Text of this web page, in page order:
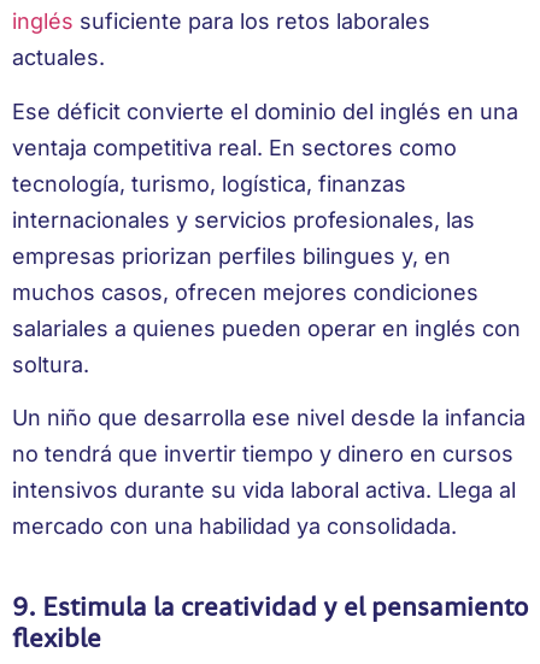
inglés suficiente para los retos laborales
actuales.
Ese déficit convierte el dominio del inglés en una
ventaja competitiva real. En sectores como
tecnología, turismo, logística, finanzas
internacionales y servicios profesionales, las
empresas priorizan perfiles bilingues y, en
muchos casos, ofrecen mejores condiciones
salariales a quienes pueden operar en inglés con
soltura.
Un niño que desarrolla ese nivel desde la infancia
no tendrá que invertir tiempo y dinero en cursos
intensivos durante su vida laboral activa. Llega al
mercado con una habilidad ya consolidada.
9. Estimula la creatividad y el pensamiento
flexible